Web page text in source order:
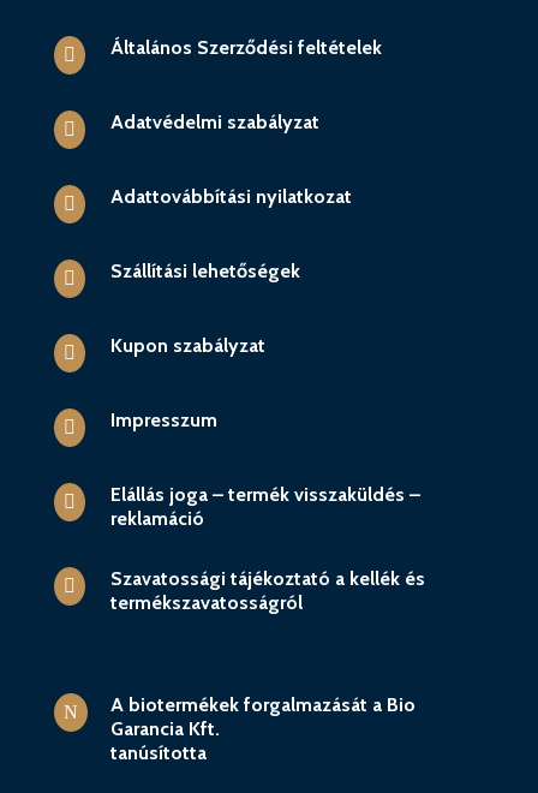
 Általános Szerződési feltételek
 Adatvédelmi szabályzat
 Adattovábbítási nyilatkozat
 Szállítási lehetőségek
 Kupon szabályzat
 Impresszum

Elállás joga – termék visszaküldés –
reklamáció

Szavatossági tájékoztató a kellék és
termékszavatosságról
N
A biotermékek forgalmazását a Bio
Garancia Kft.
tanúsította